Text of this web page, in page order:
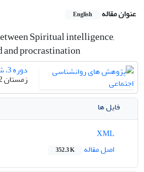
عنوان مقاله English
Spiritual intelligence,
procrastination
دوره 3، شماره 12
زمستان 1392
فایل ها
اصل مقاله
352.3 K